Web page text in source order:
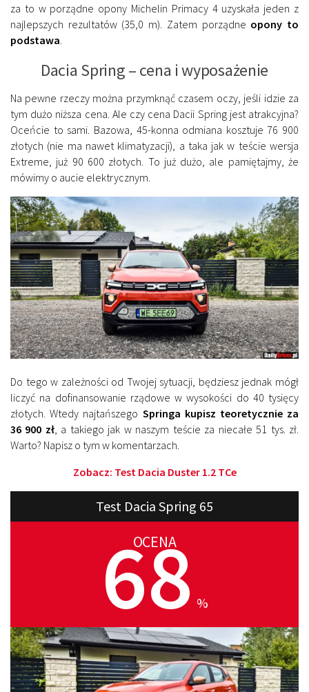
za to w porządne opony Michelin Primacy 4 uzyskała jeden z
najlepszych rezultatów (35,0 m). Zatem porządne opony to
podstawa
Dacia Spring – cena i wyposażenie
Na pewne rzeczy można przymknąć czasem oczy, jeśli idzie za
tym dużo niższa cena. Ale czy cena Dacii Spring jest atrakcyjna?
Oceńcie to sami. Bazowa, 45-konna odmiana kosztuje 76 900
złotych (nie ma nawet klimatyzacji), a taka jak w teście wersja
Extreme, już 90 600 złotych. To już dużo, ale pamiętajmy, że
mówimy o aucie elektrycznym.
Do tego w zależności od Twojej sytuacji, będziesz jednak mógł
liczyć na dofinansowanie rządowe w wysokości do 40 tysięcy
złotych. Wtedy najtańszego Springa kupisz teoretycznie za
36 900 zł, a takiego jak w naszym teście za niecałe 51 tys. zł.
Warto? Napisz o tym w komentarzach.
Zobacz: Test Dacia Duster 1.2 TCe
Test Dacia Spring 65
OCENA
68 %